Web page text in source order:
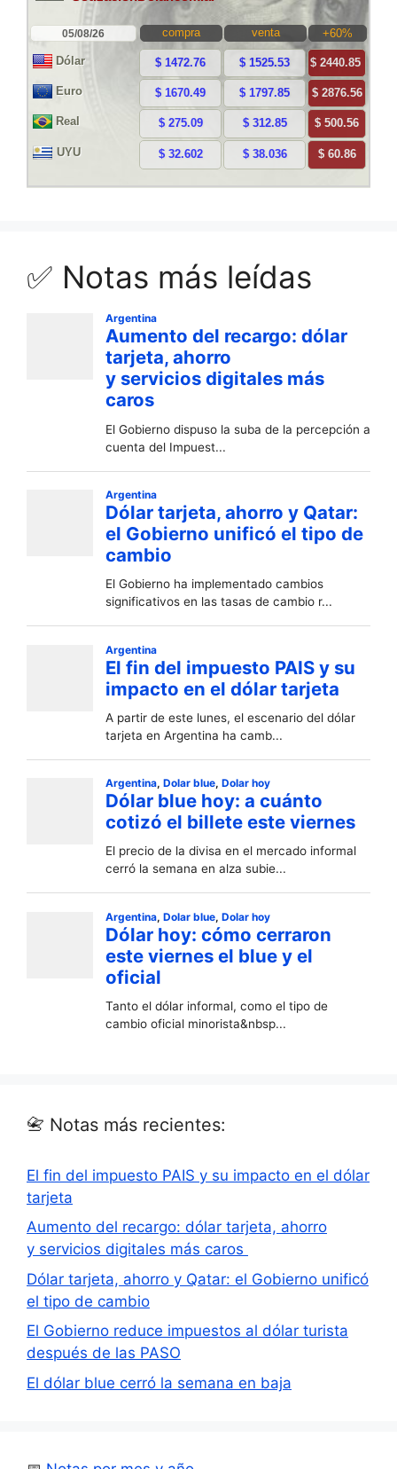
✅ Notas más leídas
📇 Notas más recientes:
El fin del impuesto PAIS y su impacto en el dólar
tarjeta
Aumento del recargo: dólar tarjeta, ahorro
y servicios digitales más caros
Dólar tarjeta, ahorro y Qatar: el Gobierno unificó
el tipo de cambio
El Gobierno reduce impuestos al dólar turista
después de las PASO
El dólar blue cerró la semana en baja